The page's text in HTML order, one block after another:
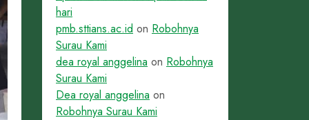
hari
pmb.sttians.ac.id on Robohnya
Surau Kami
dea royal anggelina on Robohnya
Surau Kami
Dea royal anggelina on
Robohnya Surau Kami